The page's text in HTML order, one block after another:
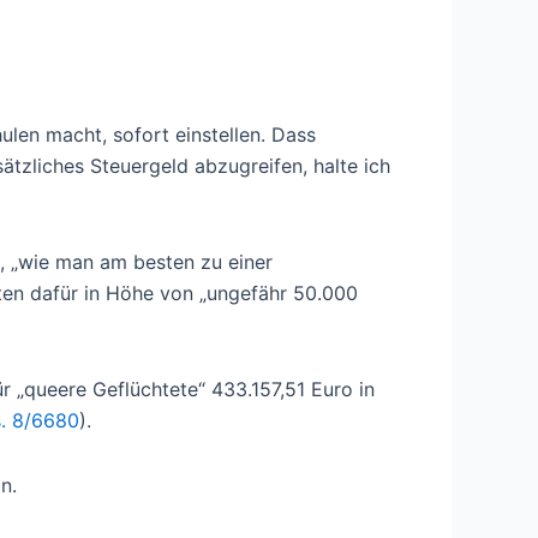
macht, sofort einstellen. Dass
Steuergeld abzugreifen, halte ich
„wie man am besten zu einer
dafür in Höhe von „ungefähr 50.000
Geflüchtete“ 433.157,51 Euro in
8/6680).